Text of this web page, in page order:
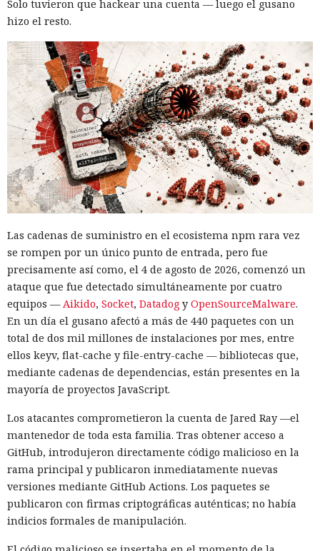
Solo tuvieron que hackear una cuenta — luego el gusano
hizo el resto.
Las cadenas de suministro en el ecosistema npm rara vez
se rompen por un único punto de entrada, pero fue
precisamente así como, el 4 de agosto de 2026, comenzó un
ataque que fue detectado simultáneamente por cuatro
equipos — Aikido, Socket, Datadog y OpenSourceMalware.
En un día el gusano afectó a más de 440 paquetes con un
total de dos mil millones de instalaciones por mes, entre
ellos keyv, flat-cache y file-entry-cache — bibliotecas que,
mediante cadenas de dependencias, están presentes en la
mayoría de proyectos JavaScript.
Los atacantes comprometieron la cuenta de Jared Ray —el
mantenedor de toda esta familia. Tras obtener acceso a
GitHub, introdujeron directamente código malicioso en la
rama principal y publicaron inmediatamente nuevas
versiones mediante GitHub Actions. Los paquetes se
publicaron con firmas criptográficas auténticas; no había
indicios formales de manipulación.